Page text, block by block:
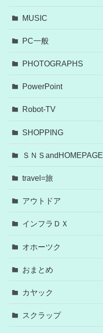
MUSIC
PC一般
PHOTOGRAPHS
PowerPoint
Robot-TV
SHOPPING
ＳＮＳandHOMEPAGE
travel=旅
アウトドア
インフラＤＸ
オホーツク
おまとめ
カヤック
スクラップ